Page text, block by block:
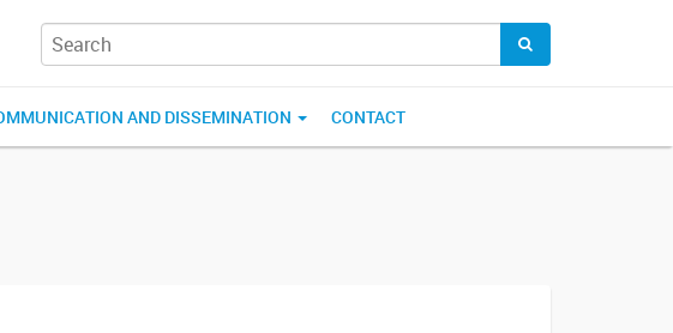
AND DISSEMINATION CONTACT